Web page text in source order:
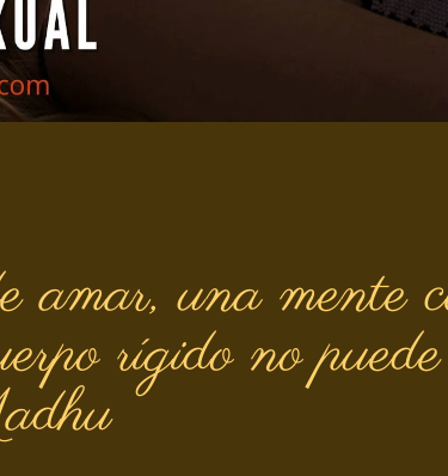
amar, una mente
rígido no